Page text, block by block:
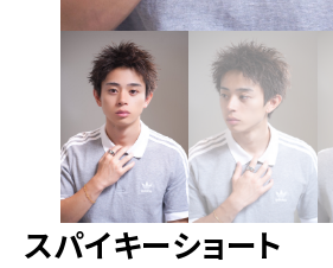
スパイキーショート